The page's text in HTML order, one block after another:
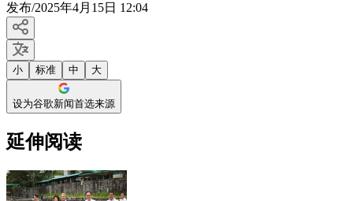
发布/2025年4月15日 12:04
小 标准 中 大
设为谷歌新闻首选来源
延伸阅读